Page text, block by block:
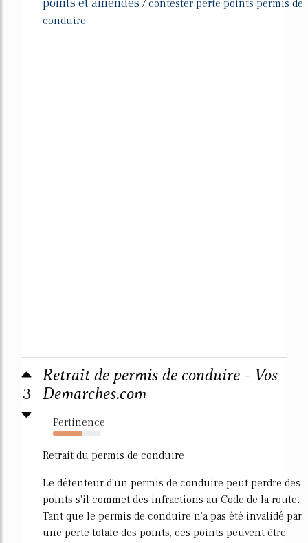
/contester perte points permis de
conduire
3
Retrait de permis de conduire - Vos
Demarches.com
Pertinence
62%
Retrait du permis de conduire
Le détenteur d'un permis de conduire peut perdre des
points s'il commet des infractions au Code de la route.
Tant que le permis de conduire n'a pas été invalidé par
une perte totale des points, ces points peuvent être